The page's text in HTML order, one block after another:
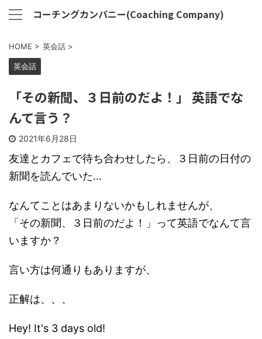
コーチングカンパニー(Coaching Company)
HOME > 英会話 >
英会話
「その新聞、３日前のだよ！」 英語でな
んて言う？
2021年6月28日
友達とカフェで待ち合わせしたら、３日前の日付の
新聞を読んでいた…
なんてことはあまりないかもしれませんが、
「その新聞、３日前のだよ！」って英語でなんて言
いますか？
言い方は何通りもありますが、
正解は、、、
Hey! It's 3 days old!